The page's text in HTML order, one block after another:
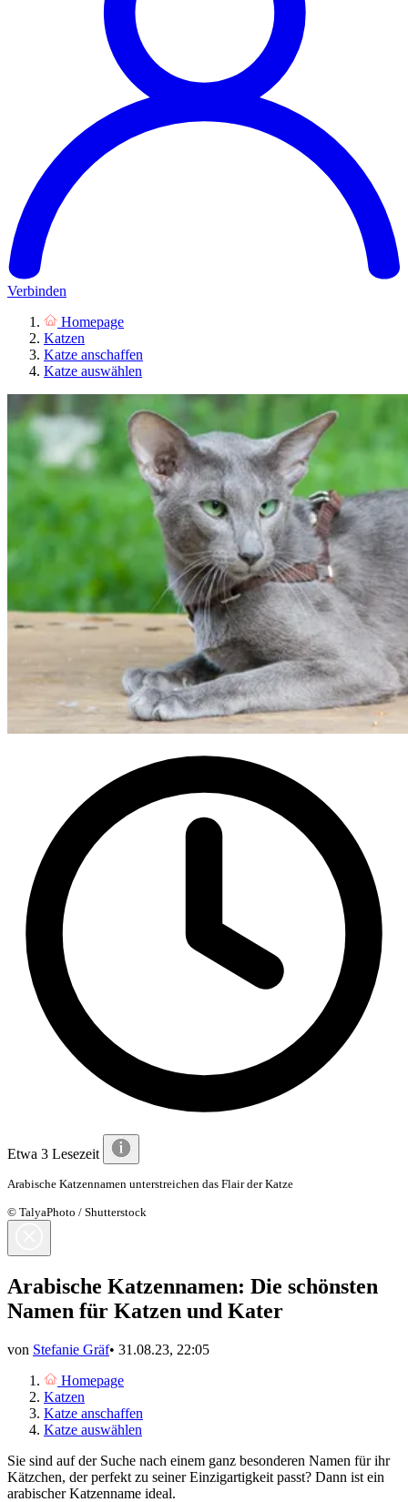
Verbinden
Homepage
Katzen
Katze anschaffen
Katze auswählen
Etwa 3 Lesezeit
Arabische Katzennamen unterstreichen das Flair der Katze
© TalyaPhoto / Shutterstock
Arabische Katzennamen: Die schönsten
Namen für Katzen und Kater
von Stefanie Gräf• 31.08.23, 22:05
Homepage
Katzen
Katze anschaffen
Katze auswählen
Sie sind auf der Suche nach einem ganz besonderen Namen für ihr
Kätzchen, der perfekt zu seiner Einzigartigkeit passt? Dann ist ein
arabischer Katzenname ideal.